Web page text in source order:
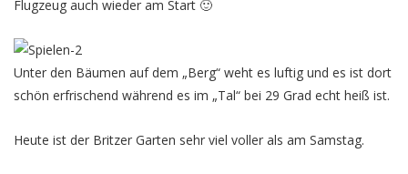
Flugzeug auch wieder am Start 🙂
Unter den Bäumen auf dem „Berg“ weht es luftig und es ist dort
schön erfrischend während es im „Tal“ bei 29 Grad echt heiß ist.
Heute ist der Britzer Garten sehr viel voller als am Samstag.